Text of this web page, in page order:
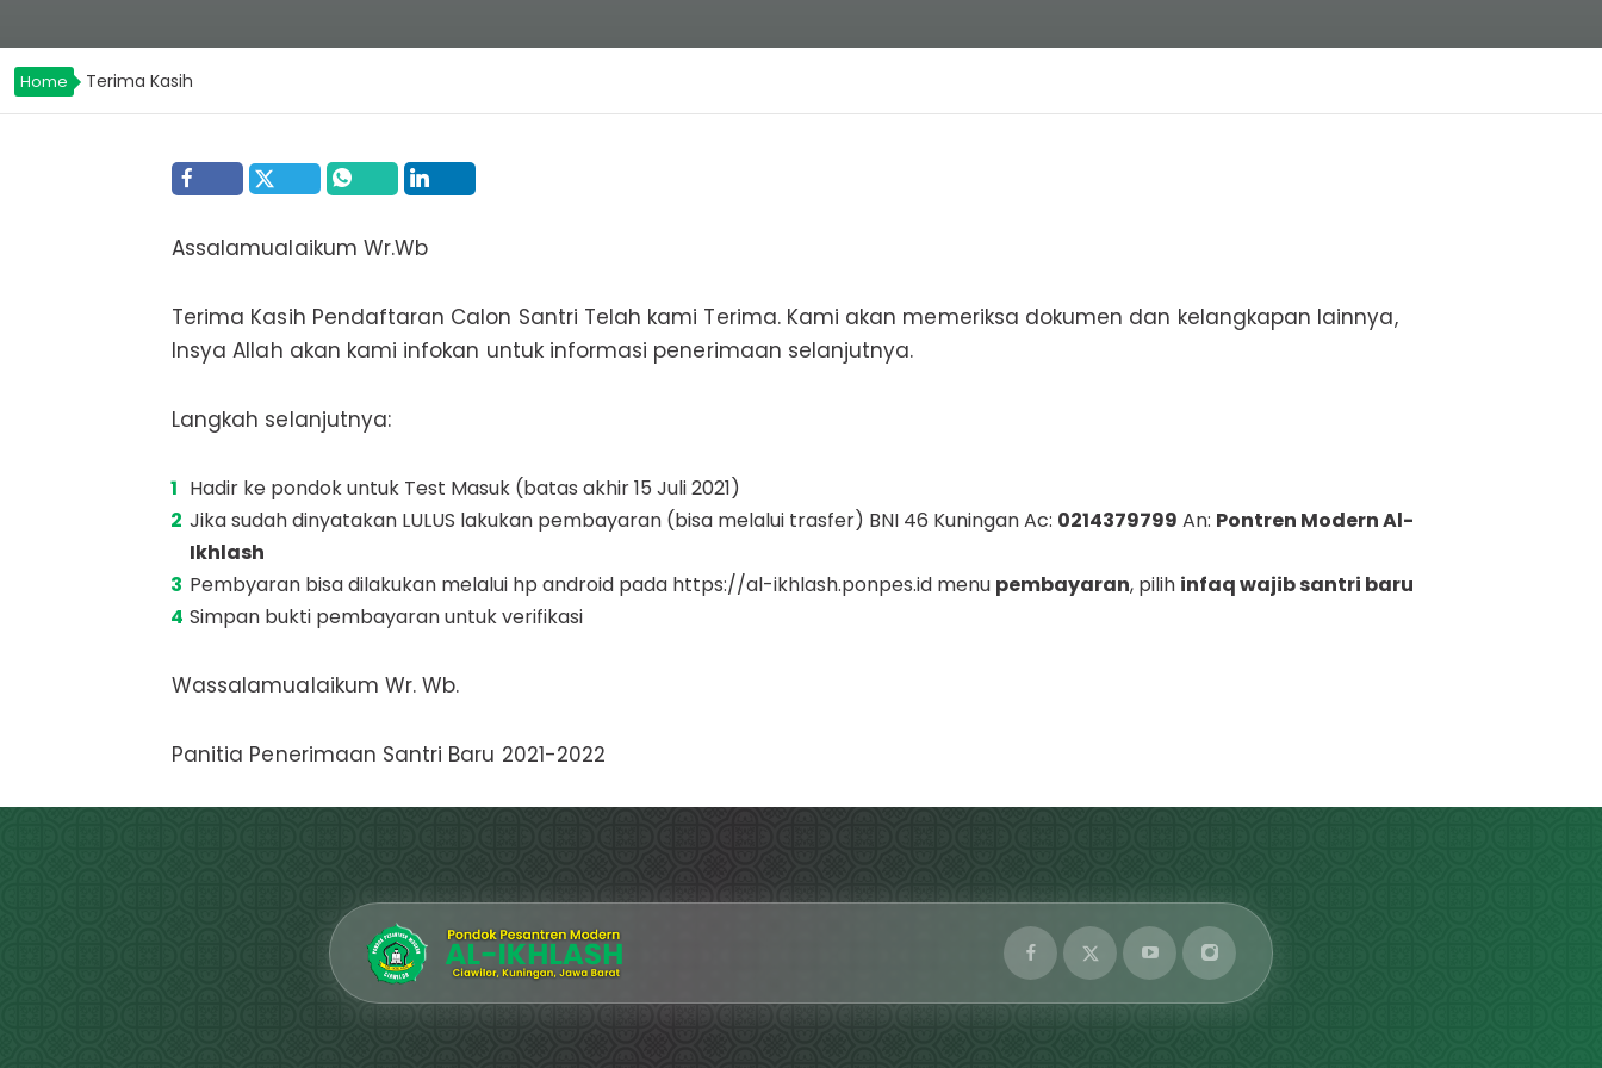
Home Terima Kasih
Assalamualaikum Wr.Wb
Terima Kasih Pendaftaran Calon Santri Telah kami Terima. Kami akan memeriksa dokumen dan kelangkapan lainnya,
Insya Allah akan kami infokan untuk informasi penerimaan selanjutnya.
Langkah selanjutnya:
Hadir ke pondok untuk Test Masuk (batas akhir 15 Juli 2021)
Jika sudah dinyatakan LULUS lakukan pembayaran (bisa melalui trasfer) BNI 46 Kuningan Ac: 0214379799 An: Pontren Modern Al-
Ikhlash
Pembyaran bisa dilakukan melalui hp android pada https://al-ikhlash.ponpes.id menu pembayaran, pilih infaq wajib santri baru
Simpan bukti pembayaran untuk verifikasi
Wassalamualaikum Wr. Wb.
Panitia Penerimaan Santri Baru 2021-2022